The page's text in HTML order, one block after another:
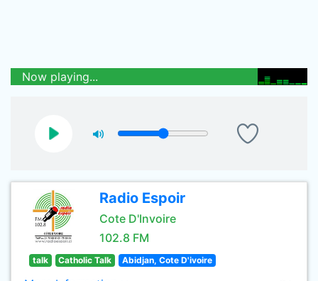
Now playing...
Radio Espoir
Cote D'Invoire
102.8 FM
talk Catholic Talk Abidjan, Cote D'ivoire